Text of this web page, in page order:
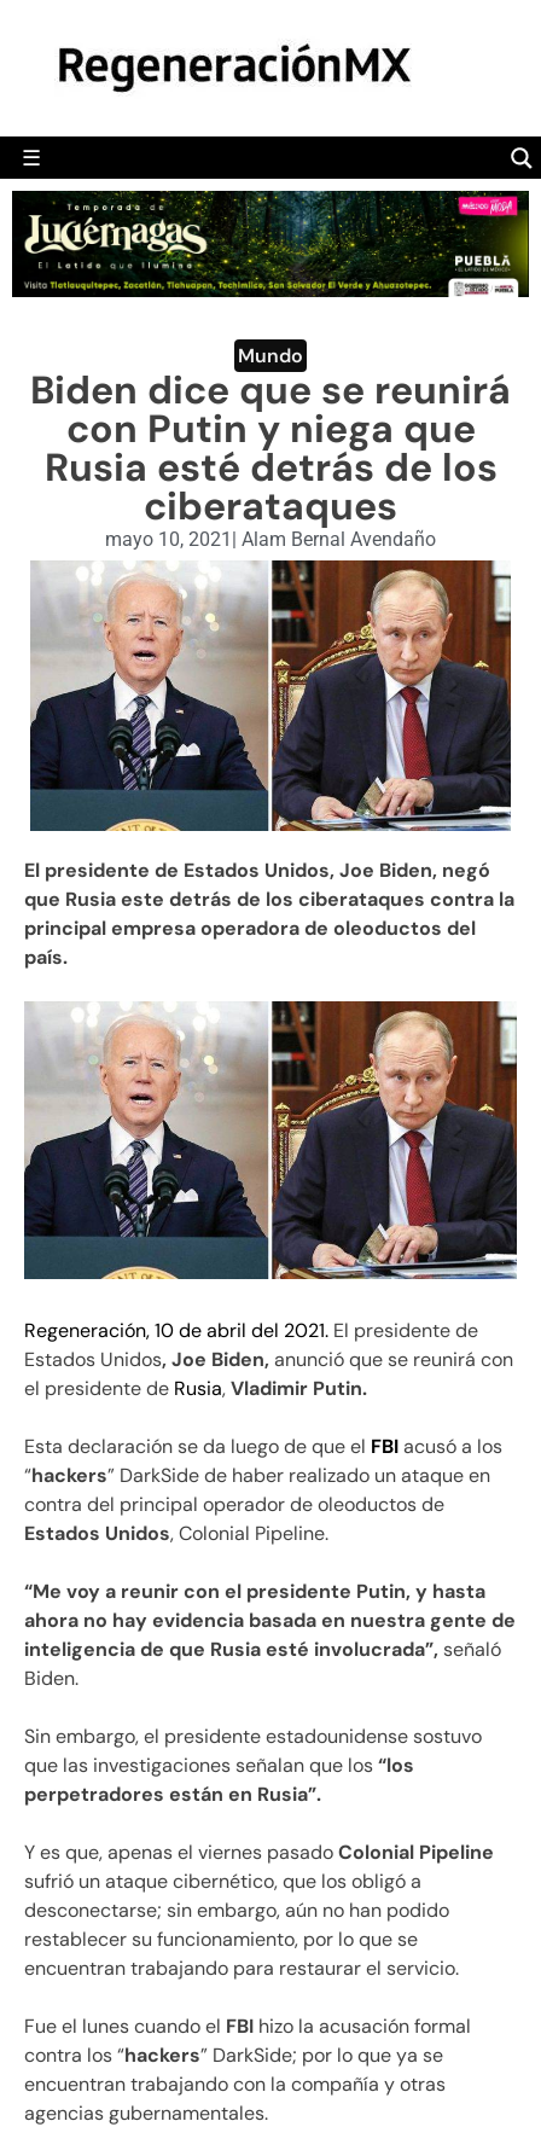
☰
POLÍTICA
CAMALEÓN
OPINIÓN
DEPORTES
ENGLISH SECTION
VIDEOS
Mundo
Biden dice que se reunirá
con Putin y niega que
Rusia esté detrás de los
ciberataques
mayo 10, 2021 | Alam Bernal Avendaño
El presidente de Estados Unidos, Joe Biden, negó
que Rusia este detrás de los ciberataques contra la
principal empresa operadora de oleoductos del
país.
Regeneración, 10 de abril del 2021. El presidente de
Estados Unidos, Joe Biden, anunció que se reunirá con
el presidente de Rusia,Vladimir Putin.
Esta declaración se da luego de que el FBIacusó a los
“hackers” DarkSide de haber realizado un ataque en
contra del principal operador de oleoductos de
Estados Unidos, Colonial Pipeline.
“Me voy a reunir con el presidente Putin, y hasta
ahora no hay evidencia basada en nuestra gente de
inteligencia de que Rusia esté involucrada”, señaló
Biden.
Sin embargo, el presidente estadounidense sostuvo
que las investigaciones señalan que los“los
perpetradores están en Rusia”.
Y es que, apenas el viernes pasadoColonial Pipeline
sufrió un ataque cibernético, que los obligó a
desconectarse; sin embargo, aún no han podido
restablecer su funcionamiento, por lo que se
encuentran trabajando para restaurar el servicio.
Fue el lunes cuando el FBI hizo la acusación formal
contra los “hackers” DarkSide; por lo que ya se
encuentran trabajando con la compañía y otras
agencias gubernamentales.